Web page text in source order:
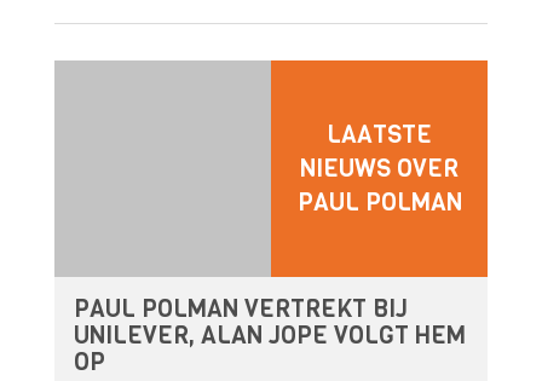
LAATSTE
NIEUWS OVER
PAUL POLMAN
PAUL POLMAN VERTREKT BIJ
UNILEVER, ALAN JOPE VOLGT HEM
OP